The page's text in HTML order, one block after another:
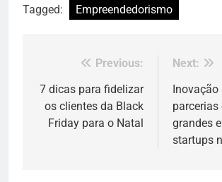
Tagged: Empreendedorismo
Navegação
de
Post
Previous:
7 dicas para fidelizar
os clientes da Black
Friday para o Natal
Next:
Inovação
parcerias
grandes
startups